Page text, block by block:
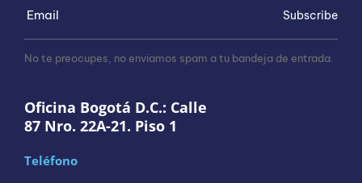
Subscribe
No te preocupes, no enviamos spam a tu bandeja de entrada.
Oficina Bogotá D.C.: Calle
87 Nro. 22A-21. Piso 1
Teléfono